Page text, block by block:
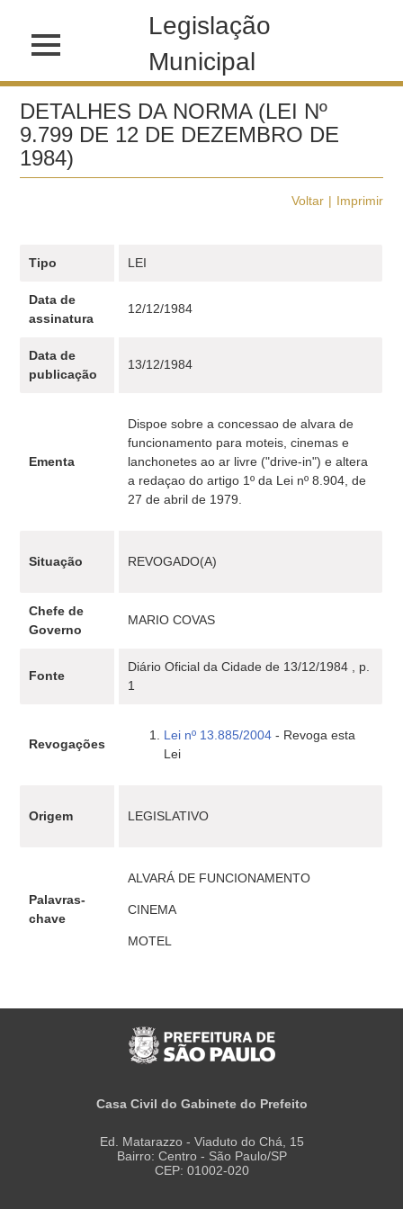
Legislação
Municipal
DETALHES DA NORMA (LEI Nº
9.799 DE 12 DE DEZEMBRO DE
1984)
Voltar Imprimir
Tipo LEI
Data de
assinatura
12/12/1984
Data de
publicação
13/12/1984
Ementa
Dispoe sobre a concessao de alvara de
funcionamento para moteis, cinemas e
lanchonetes ao ar livre ("drive-in") e altera
a redaçao do artigo 1º da Lei nº 8.904, de
27 de abril de 1979.
Situação REVOGADO(A)
Chefe de
Governo
MARIO COVAS
Fonte
Diário Oficial da Cidade de 13/12/1984 , p.
1
Revogações
Lei nº 13.885/2004 - Revoga esta
Lei
Origem LEGISLATIVO
Palavras-
chave
ALVARÁ DE FUNCIONAMENTO
CINEMA
MOTEL
Casa Civil do Gabinete do Prefeito
Ed. Matarazzo - Viaduto do Chá, 15
Bairro: Centro - São Paulo/SP
CEP: 01002-020